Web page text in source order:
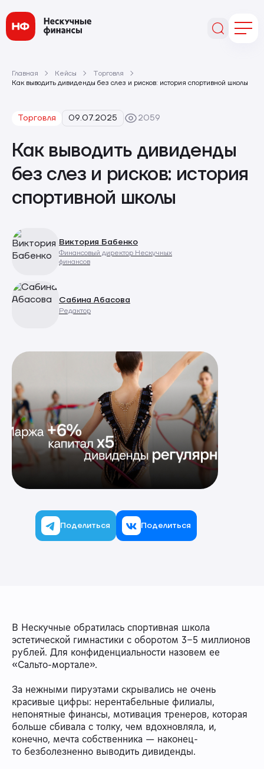
Главная Кейсы
Торговля
Как выводить дивиденды без слез и рисков: история спортивной школы
Торговля 09.07.2025 2059
Как выводить дивиденды
без слез и рисков: история
спортивной школы
Виктория Бабенко
Финансовый директор Нескучных
финансов
Сабина Абасова
Редактор
Поделиться Поделиться
В Нескучные обратилась спортивная школа
эстетической гимнастики с оборотом 3–5 миллионов
рублей. Для конфиденциальности назовем ее
«Сальто-мортале».
За нежными пируэтами скрывались не очень
красивые цифры: нерентабельные филиалы,
непонятные финансы, мотивация тренеров, которая
больше сбивала с толку, чем вдохновляла, и,
конечно, мечта собственника — наконец-
то безболезненно выводить дивиденды.